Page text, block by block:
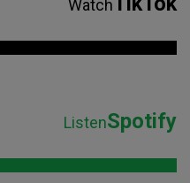
Watch
ListenSpotify